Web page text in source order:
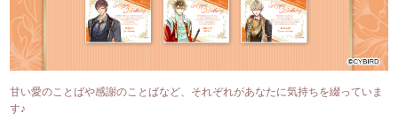
甘い愛のことばや感謝のことばなど、それぞれがあなたに気持ちを綴っていま
す♪